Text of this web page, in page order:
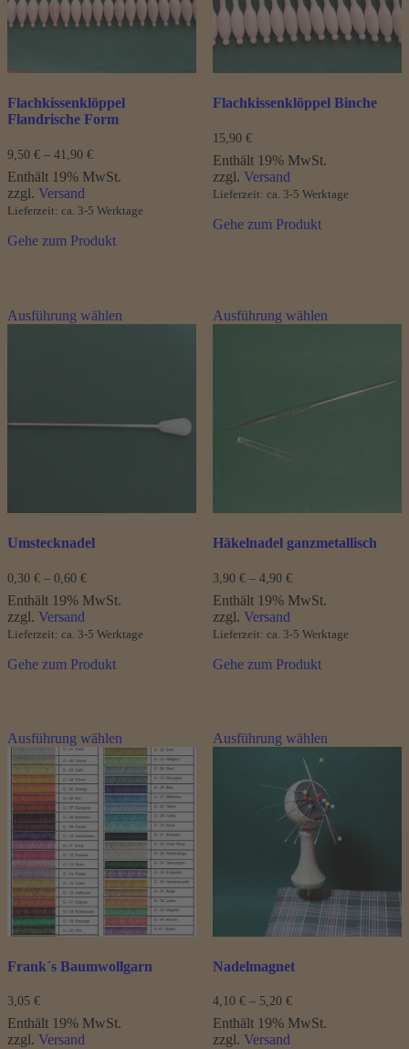
auf
der
werden
Flachkissenklöppel
Flandrische Form
9,50 € – 41,90 €Preisspanne:
bis
Enthält 19% MwSt.
zzgl. Versand
Lieferzeit: ca. 3-5 Werktage
Gehe zum Produkt
Flachkissenklöppel Binche
15,90 €
Enthält 19% MwSt.
zzgl. Versand
Lieferzeit: ca. 3-5 Werktage
Gehe zum Produkt
Ausführung wählenProdukt
können
werden
Umstecknadel
0,30 € – 0,60 €Preisspanne:
bis
Enthält 19% MwSt.
zzgl. Versand
Lieferzeit: ca. 3-5 Werktage
Gehe zum Produkt
Ausführung wählenProdukt
Die
werden
Häkelnadel ganzmetallisch
3,90 € – 4,90 €Preisspanne:
bis
Enthält 19% MwSt.
zzgl. Versand
Lieferzeit: ca. 3-5 Werktage
Gehe zum Produkt
Ausführung wählenProdukt
weist
mehrere
Varianten
auf.
Die
Optionen
können
auf
der
Produktseite
gewählt
werden
Frank´s Baumwollgarn
3,05 €
Enthält 19% MwSt.
zzgl. Versand
Ausführung wählenProdukt
Varianten
auf.
Die
Optionen
der
Produktseite
gewählt
werden
Nadelmagnet
4,10 € – 5,20 €Preisspanne:
4,10 €
bis
Enthält 19% MwSt.
zzgl. Versand